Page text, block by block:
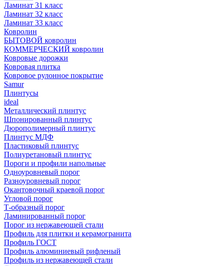
Ламинат 31 класс
Ламинат 32 класс
Ламинат 33 класс
Ковролин
БЫТОВОЙ ковролин
КОММЕРЧЕСКИЙ ковролин
Ковровые дорожки
Ковровая плитка
Ковровое рулонное покрытие
Samur
Плинтусы
ideal
Металлический плинтус
Шпонированный плинтус
Дюрополимерный плинтус
Плинтус МДФ
Пластиковый плинтус
Полиуретановый плинтус
Пороги и профили напольные
Одноуровневый порог
Разноуровневый порог
Окантовочный краевой порог
Угловой порог
Т-образный порог
Ламинированный порог
Порог из нержавеющей стали
Профиль для плитки и керамогранита
Профиль ГОСТ
Профиль алюминиевый рифленый
Профиль из нержавеющей стали